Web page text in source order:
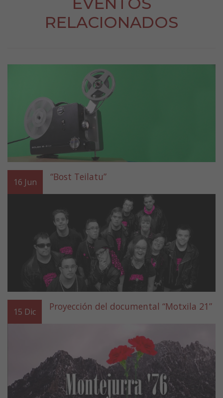
RELACIONADOS
16 Jun “Bost Teilatu”
15 Dic Proyección del documental “Motxila 21”